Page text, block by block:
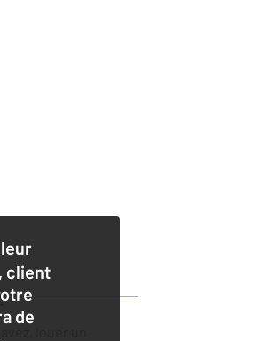
client
de
louer un